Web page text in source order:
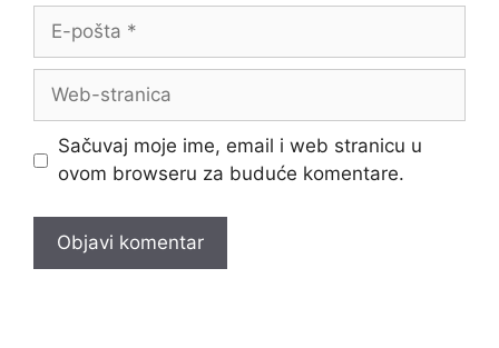
Sačuvaj moje ime, email i web stranicu u
ovom browseru za buduće komentare.